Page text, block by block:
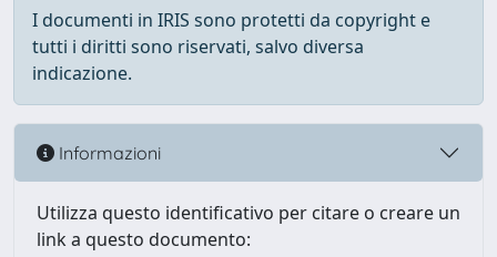
I documenti in IRIS sono protetti da copyright e
tutti i diritti sono riservati, salvo diversa
indicazione.
Informazioni
Utilizza questo identificativo per citare o creare un
link a questo documento: